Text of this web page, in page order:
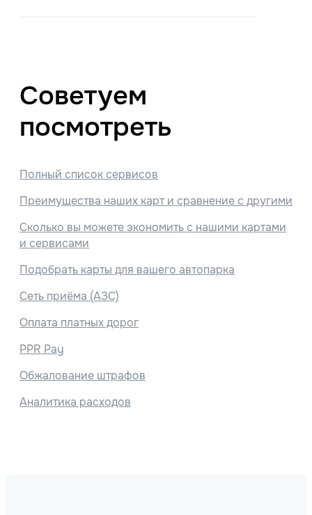
Советуем
посмотреть
Полный список сервисов
Преимущества наших карт и сравнение с другими
Сколько вы можете экономить с нашими картами
и сервисами
Подобрать карты для вашего автопарка
Сеть приёма (АЗС)
Оплата платных дорог
PPR Pay
Обжалование штрафов
Аналитика расходов